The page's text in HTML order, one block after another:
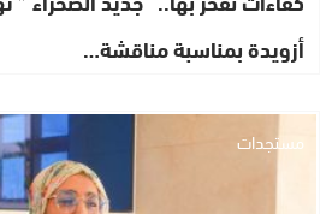
أزويدة بمناسبة مناقشة…
مستجدات